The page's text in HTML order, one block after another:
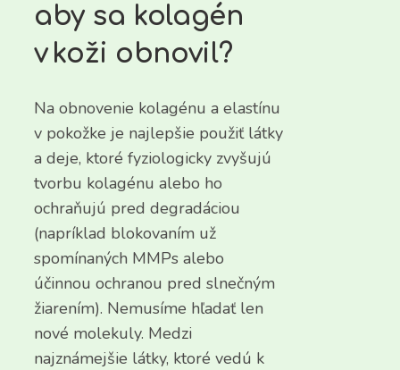
aby sa kolagén
v koži obnovil?
Na obnovenie kolagénu a elastínu
v pokožke je najlepšie použiť látky
a deje, ktoré fyziologicky zvyšujú
tvorbu kolagénu alebo ho
ochraňujú pred degradáciou
(napríklad blokovaním už
spomínaných MMPs alebo
účinnou ochranou pred slnečným
žiarením). Nemusíme hľadať len
nové molekuly. Medzi
najznámejšie látky, ktoré vedú k